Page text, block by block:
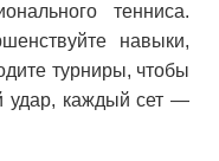
тенниса.
навыки,
турниры, чтобы
удар, каждый сет —